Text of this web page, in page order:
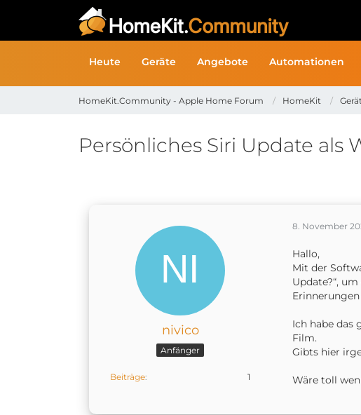
Heute Geräte Angebote Automationen
HomeKit.Community - Apple Home Forum HomeKit
Persönliches Siri Update
nivico
Anfänger
Beiträge 1
8. November
Hallo,
Mit der
Update?“,
Ich habe das
Film.
Gibts hier
Wäre toll